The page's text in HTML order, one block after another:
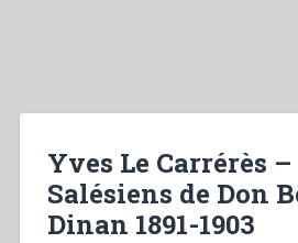
Yves Le Carrérès –
Salésiens de Don
Dinan 1891-1903